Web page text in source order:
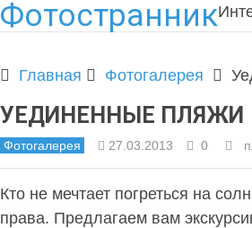
Фотостранник
Главная Фотогалерея
УЕДИНЕННЫЕ ПЛЯЖИ
Фотогалерея 27.03.2013 0
Кто не мечтает погреться на
права. Предлагаем вам